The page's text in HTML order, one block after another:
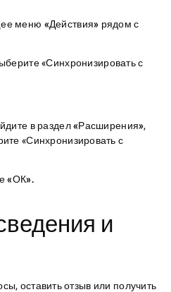
меню «Действия» рядом с
«Синхронизировать с
в раздел «Расширения»,
«Синхронизировать с
«ОК».
и
оставить отзыв или получить